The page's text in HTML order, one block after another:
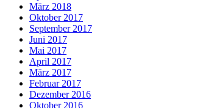
März 2018
Oktober 2017
September 2017
Juni 2017
Mai 2017
April 2017
März 2017
Februar 2017
Dezember 2016
Oktober 2016